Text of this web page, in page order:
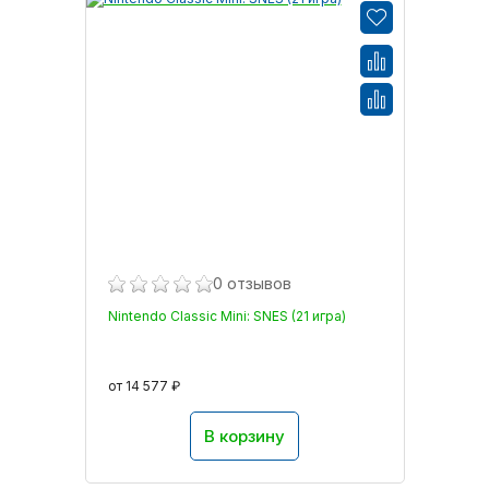
0 отзывов
Nintendo Classic Mini: SNES (21 игра)
от 14 577 ₽
В корзину